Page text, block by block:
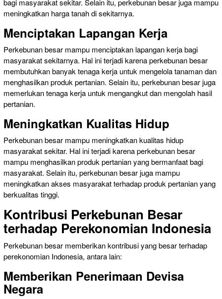
meningkatkan harga tanah di sekitarnya.
Menciptakan Lapangan Kerja
Perkebunan besar mampu menciptakan lapangan kerja bagi
masyarakat sekitarnya. Hal ini terjadi karena perkebunan besar
membutuhkan banyak tenaga kerja untuk mengelola tanaman dan
menghasilkan produk pertanian. Selain itu, perkebunan besar juga
memerlukan tenaga kerja untuk mengangkut dan mengolah hasil
pertanian.
Meningkatkan Kualitas Hidup
Perkebunan besar mampu meningkatkan kualitas hidup
masyarakat sekitar. Hal ini terjadi karena perkebunan besar
mampu menghasilkan produk pertanian yang bermanfaat bagi
masyarakat. Selain itu, perkebunan besar juga mampu
meningkatkan akses masyarakat terhadap produk pertanian yang
berkualitas tinggi.
Kontribusi Perkebunan Besar
terhadap Perekonomian Indonesia
Perkebunan besar memberikan kontribusi yang besar terhadap
perekonomian Indonesia, antara lain:
Memberikan Penerimaan Devisa
Negara